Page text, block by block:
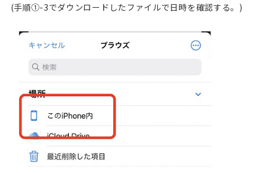
(手順①-3でダウンロードしたファイルで日時を確認する。)